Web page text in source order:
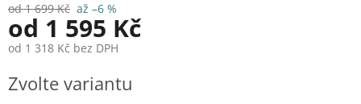
od 1 699 Kč až –6 %
od 1 595 Kč
od 1 318 Kč bez DPH
cena:
Zvolte variantu